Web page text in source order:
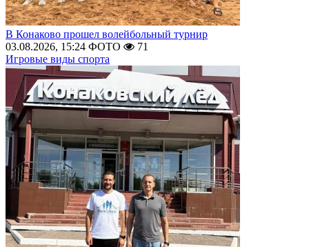
В Конаково прошел волейбольный турнир
03.08.2026, 15:24 ФОТО
71
Игровые виды спорта